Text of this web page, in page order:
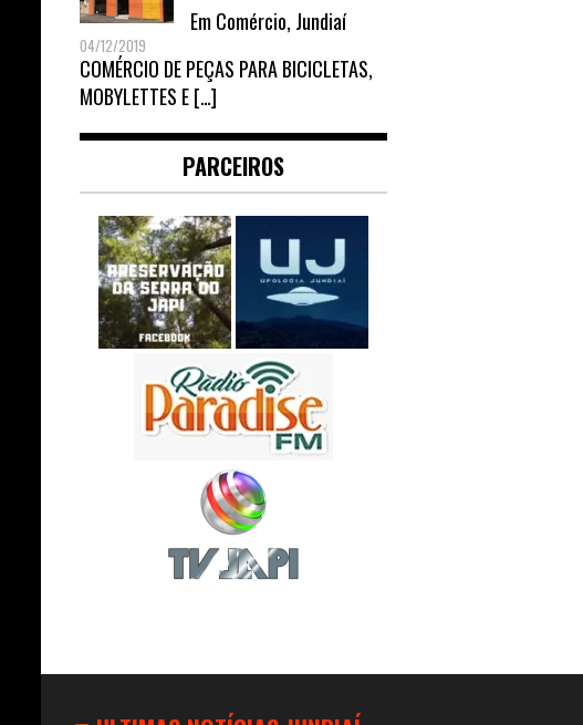
Em Comércio, Jundiaí
04/12/2019
COMÉRCIO DE PEÇAS PARA BICICLETAS,
MOBYLETTES E[…]
PARCEIROS